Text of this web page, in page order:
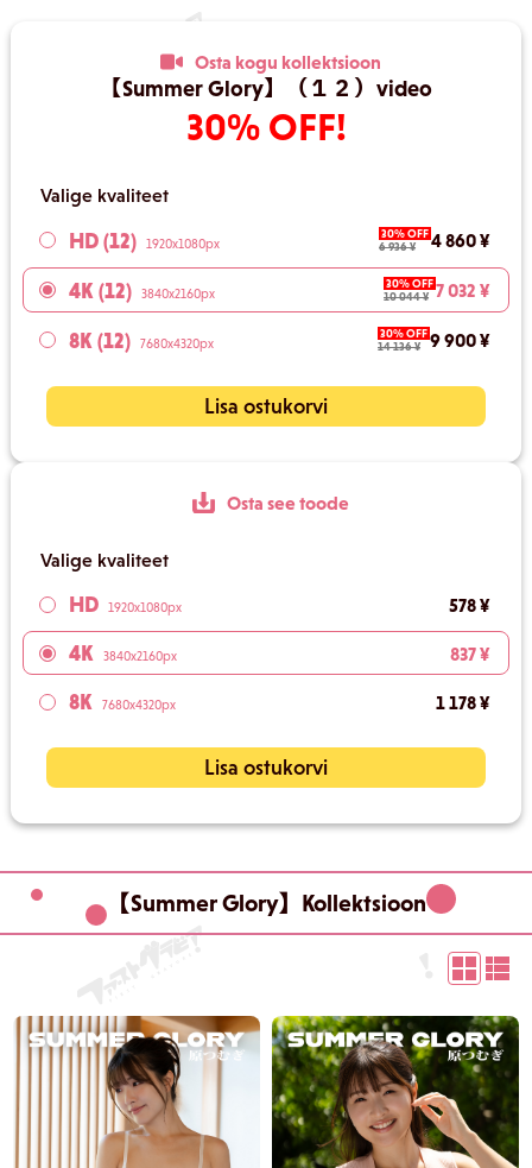
Osta kogu kollektsioon
【Summer Glory】（１２）video
30% OFF!
Valige kvaliteet
HD (12) 1920x1080px
30% OFF
6 936 ¥
4 860 ¥
4K (12) 3840x2160px
30% OFF
10 044 ¥ 7 032 ¥
8K (12) 7680x4320px
30% OFF
14 136 ¥
9 900 ¥
Lisa ostukorvi
Osta see toode
Valige kvaliteet
HD 1920x1080px 578 ¥
4K 3840x2160px 837 ¥
8K 7680x4320px 1 178 ¥
Lisa ostukorvi
【Summer Glory】Kollektsioon